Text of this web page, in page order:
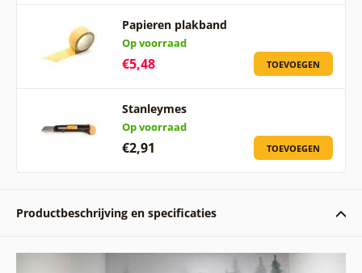
Papieren plakband
Op voorraad
€5,48 TOEVOEGEN
Stanleymes
Op voorraad
€2,91 TOEVOEGEN
Productbeschrijving en specificaties